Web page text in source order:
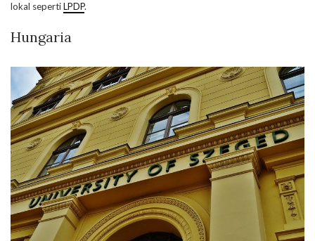
lokal sepertiLPDP.
Hungaria